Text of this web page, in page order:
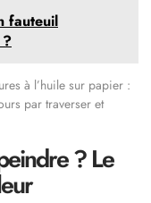
fauteuil
à l’huile sur papier :
par traverser et
? Le